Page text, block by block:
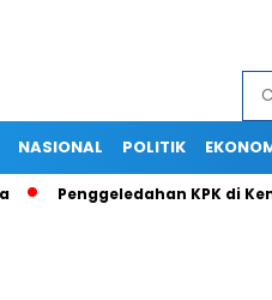
NASIONAL POLITIK
Penggeledahan KPK di